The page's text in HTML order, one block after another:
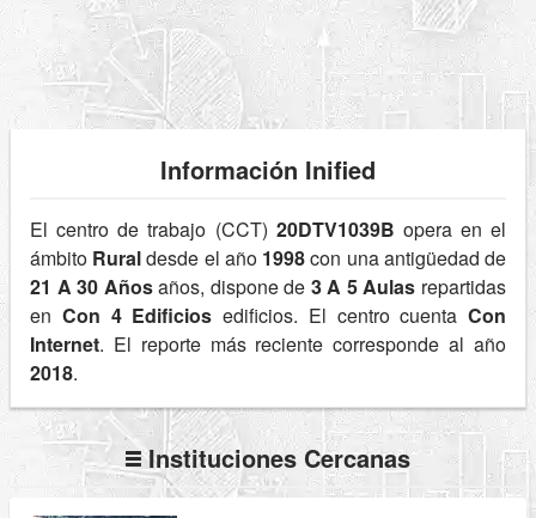
Información Inified
El centro de trabajo (CCT) 20DTV1039B opera en el
ámbito Ruraldesde el año 1998con una antigüedad de
21 A 30 Añosaños, dispone de 3 A 5 Aulas repartidas
en Con 4 Edificios edificios. El centro cuenta Con
Internet. El reporte más reciente corresponde al año
2018.
Instituciones Cercanas